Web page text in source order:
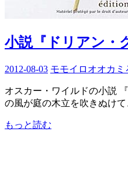
小説『ドリアン・
2012-08-03 モモイロオオカミ
オスカー・ワイルドの小説
の風が庭の木立を吹きぬけ
もっと読む